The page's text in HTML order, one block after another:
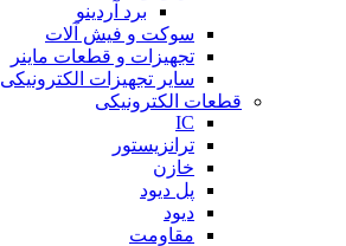
برد آردینو
سوکت و فیش آلات
تجهیزات و قطعات ماینر
سایر تجهیزات الکترونیکی
قطعات الکترونیکی
IC
ترانزیستور
خازن
پل دیود
دیود
مقاومت